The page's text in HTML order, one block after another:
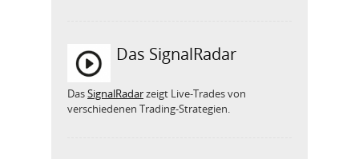
Das SignalRadar
DasSignalRadarzeigt Live-Trades von
verschiedenen Trading-Strategien.